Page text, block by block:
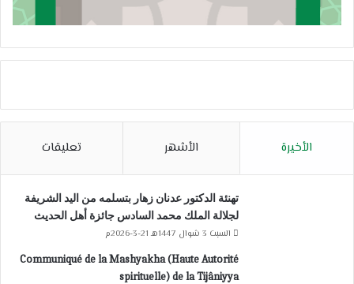
الأخيرة الأشهر تعليقات
تهنئة الدكتور عدنان زهار بتسلمه من اليد الشريفة
لجلالة الملك محمد السادس جائزة أهل الحديث
السبت 3 شوال 1447هـ 21-3-2026م
Communiqué de la Mashyakha (Haute Autorité
spirituelle) de la Tijâniyya